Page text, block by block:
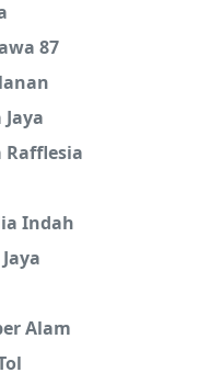
87
Rafflesia
Indah
Alam